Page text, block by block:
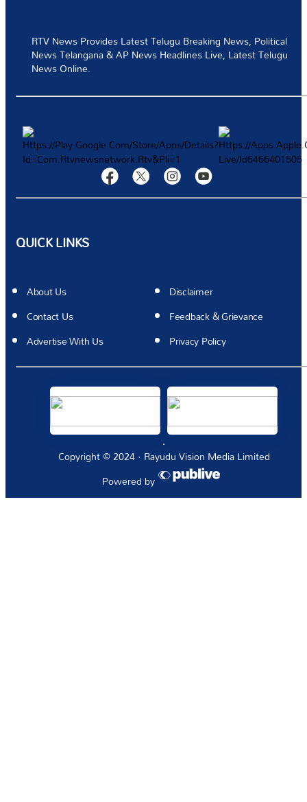
టెక్నాలజీ
స్పోర్ట్స్
మరిన్ని
Authors
RTV News Provides Latest Telugu Breaking News, Political
News Telangana & AP News Headlines Live, Latest Telugu
News Online.
QUICK LINKS
About Us
Disclaimer
Contact Us
Feedback & Grievance
Advertise With Us
Privacy Policy
Copyright © 2024 · Rayudu Vision Media Limited
Powered by